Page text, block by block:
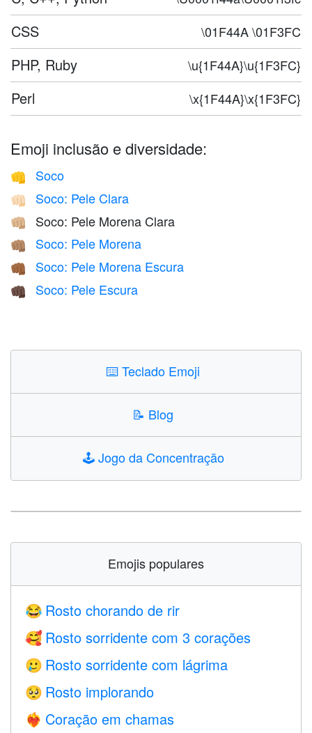
CSS \01F44A \01F3FC
PHP, Ruby \u{1F44A}\u{1F3FC}
Perl \x{1F44A}\x{1F3FC}
Emoji inclusão e diversidade:
👊 Soco
👊🏻 Soco: Pele Clara
👊🏼 Soco: Pele Morena Clara
👊🏽 Soco: Pele Morena
👊🏾 Soco: Pele Morena Escura
👊🏿 Soco: Pele Escura
⌨️Teclado Emoji
📝 Blog
🕹️Jogo da Concentração
Emojis populares
😂 Rosto chorando de rir
🥰 Rosto sorridente com 3 corações
🥲 Rosto sorridente com lágrima
🥺 Rosto implorando
❤️‍🔥 Coração em chamas